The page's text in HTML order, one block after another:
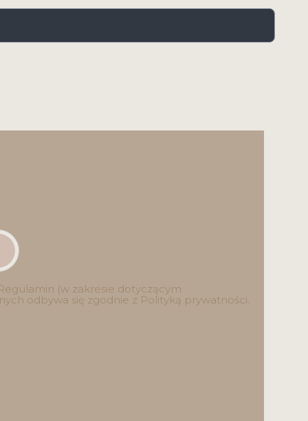
(w zakresie dotyczącym
odbywa się zgodnie z Polityką prywatności.